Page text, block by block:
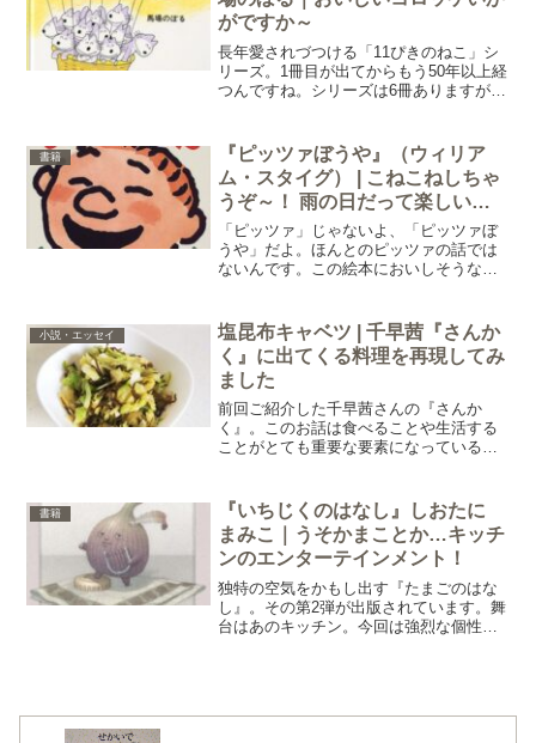
がですか～
長年愛されづつける「11ぴきのねこ」シ
リーズ。1冊目が出てからもう50年以上経
つんですね。シリーズは6冊ありますが、
ほうどり』をご紹介します。あらすじ
『11ぴきのねこ...
書籍
『ピッツァぼうや』（ウィリア
ム・スタイグ） | こねこねしちゃ
うぞ～！ 雨の日だって楽しい
ネ！簡単ピザレシピも作ってみて
ネ。
「ピッツァ」じゃないよ、「ピッツァぼ
うや」だよ。ほんとのピッツァの話では
ないんです。この絵本においしそうなピ
『ピッツァぼうや』【3歳から】ピートは
ご機嫌ななめ。友達と外で...
小説・エッセイ
塩昆布キャベツ | 千早茜『さんか
く』に出てくる料理を再現してみ
ました
前回ご紹介した千早茜さんの『さんか
く』。このお話は食べることや生活する
ことがとても重要な要素になっているの
村さん」の作るものはとてもおいしそ
う。「高村さんのまかないが好...
書籍
『いちじくのはなし』しおたに
まみこ｜うそかまことか…キッチ
ンのエンターテインメント！
独特の空気をかもし出す『たまごのはな
し』。その第2弾が出版されています。舞
台はあのキッチン。今回は強烈な個性を